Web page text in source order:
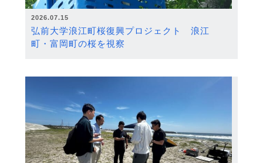
2026.07.15
弘前大学浪江町桜復興プロジェクト 浪江
町・富岡町の桜を視察